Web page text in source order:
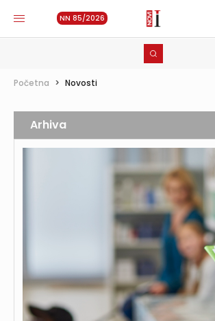
NN 85/2026
Početna > Novosti
Arhiva